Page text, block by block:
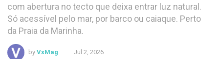
com abertura no tecto que deixa entrar luz natural.
Só acessível pelo mar, por barco ou caiaque. Perto
da Praia da Marinha.
by VxMag Jul 2, 2026